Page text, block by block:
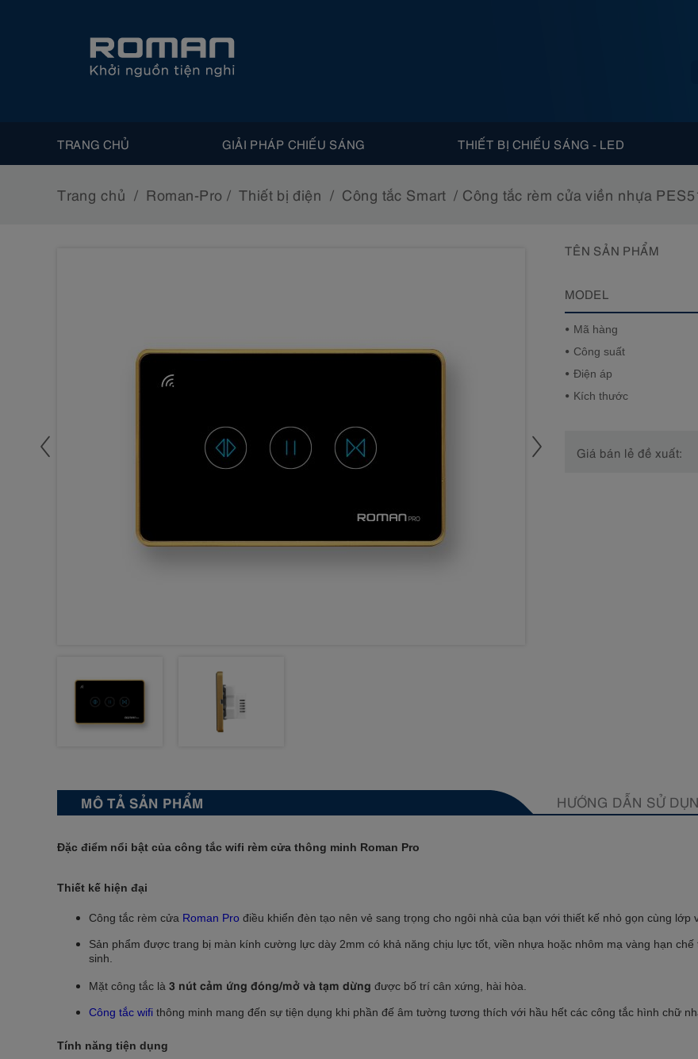
TRANG CHỦ GIẢI PHÁP CHIẾU SÁNG THIẾT BỊ CHIẾU SÁNG - LED
Trang chủ Roman-Pro Thiết bị điện Công tắc Smart Công tắc rèm cửa viền nhựa
TÊN SẢN PHẨM
MODEL
Mã hàng
Công suất
Điện áp
Kích thước
Giá bán lẻ đề xuất:
MÔ TẢ SẢN PHẨM HƯỚNG DẪN SỬ
Đặc điểm nổi bật của công tắc wifi rèm cửa thông minh Roman Pro
Thiết kế hiện đại
Công tắc rèm cửa Roman Pro điều khiển đèn tạo nên vẻ sang trọng cho ngôi nhà của bạn với thiết kế nhỏ gọn cùng lớp
Sản phẩm được trang bị màn kính cường lực dày 2mm có khả năng chịu lực tốt, viền nhựa hoặc nhôm mạ vàng hạn
sinh.
Mặt công tắc là 3 nút cảm ứng đóng/mở và tạm dừng được bố trí cân xứng, hài hòa.
Công tắc wifi thông minh mang đến sự tiện dụng khi phần đế âm tường tương thích với hầu hết các công tắc hình chữ
Tính năng tiện dụng